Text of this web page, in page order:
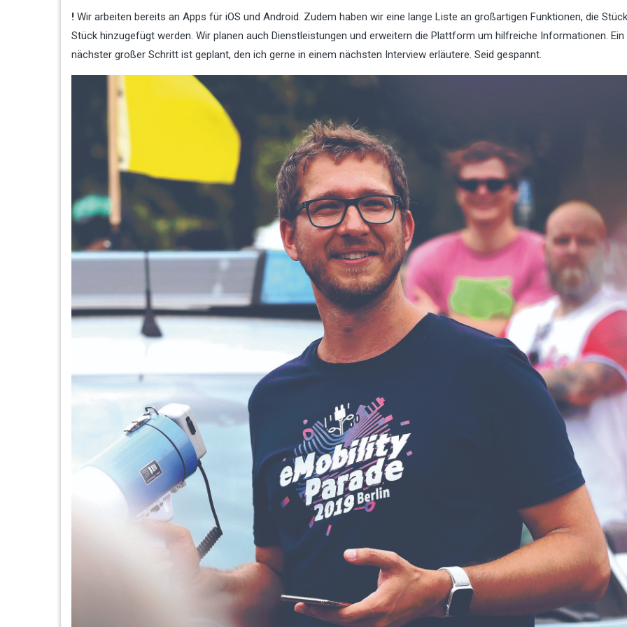
! Wir arbeiten bereits an Apps für iOS und Android. Zudem haben wir eine lange Liste an großartigen Funktionen, die
Stück hinzugefügt werden. Wir planen auch Dienstleistungen und erweitern die Plattform um hilfreiche Informationen. Ein
nächster großer Schritt ist geplant, den ich gerne in einem nächsten Interview erläutere. Seid gespannt.